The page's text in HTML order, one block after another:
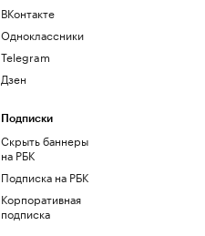
ВКонтакте
Одноклассники
Telegram
Дзен
Подписки
Скрыть баннеры
на РБК
Подписка на РБК
Корпоративная
подписка